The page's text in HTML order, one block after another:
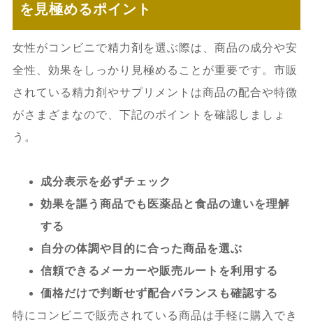
を見極めるポイント
女性がコンビニで精力剤を選ぶ際は、商品の成分や安
全性、効果をしっかり見極めることが重要です。市販
されている精力剤やサプリメントは商品の配合や特徴
がさまざまなので、下記のポイントを確認しましょ
う。
成分表示を必ずチェック
効果を謳う商品でも医薬品と食品の違いを理解
する
自分の体調や目的に合った商品を選ぶ
信頼できるメーカーや販売ルートを利用する
価格だけで判断せず配合バランスも確認する
特にコンビニで販売されている商品は手軽に購入でき